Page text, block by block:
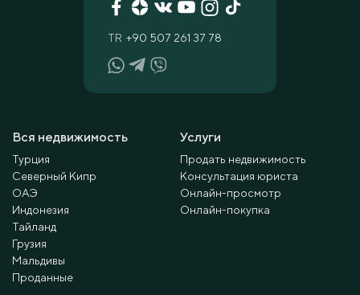
Вся недвижимость
Турция
Северный Кипр
ОАЭ
Индонезия
Тайланд
Грузия
Мальдивы
Проданные
Услуги
Продать недвижимость
Консультация юриста
Онлайн-просмотр
Онлайн-покупка
TR +90 507 261 37 78